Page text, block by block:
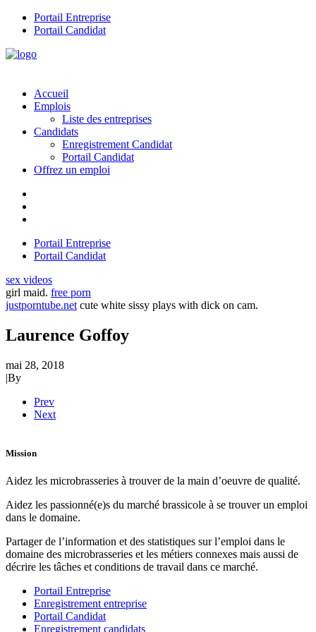
Portail Entreprise
Portail Candidat
Accueil
Emplois
Liste des entreprises
Candidats
Enregistrement Candidat
Portail Candidat
Offrez un emploi
Portail Entreprise
Portail Candidat
sex videos
girl maid. free porn
justporntube.net cute white sissy plays with dick on cam.
Laurence Goffoy
mai 28, 2018
|By
Prev
Next
Mission
Aidez les microbrasseries à trouver de la main d’oeuvre de qualité.
Aidez les passionné(e)s du marché brassicole à se trouver un emploi
dans le domaine.
Partager de l’information et des statistiques sur l’emploi dans le
domaine des microbrasseries et les métiers connexes mais aussi de
décrire les tâches et conditions de travail dans ce marché.
Portail Entreprise
Enregistrement entreprise
Portail Candidat
Enregistrement candidats